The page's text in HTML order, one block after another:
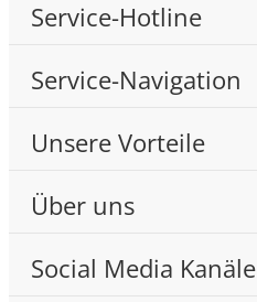
Service-Hotline
Service-Navigation
Unsere Vorteile
Über uns
Social Media Kanäle